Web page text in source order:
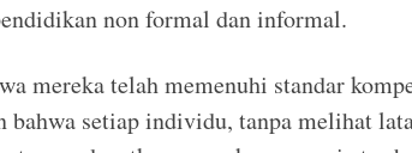
non formal dan informal.
mereka telah memenuhi standar
setiap individu, tanpa melihat